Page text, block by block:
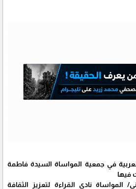
في جمعية المواساة السيدة فاطمة
فيها
المواساة نادي القراءة لتعزيز الثقافة